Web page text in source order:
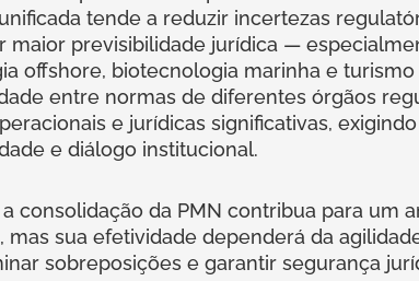
tende a reduzir incertezas
maior previsibilidade jurídica —
offshore, biotecnologia marinha e
entre normas de diferentes órgãos
e jurídicas significativas,
e diálogo institucional.
consolidação da PMN contribua para um
mas sua efetividade dependerá da
sobreposições e garantir segurança